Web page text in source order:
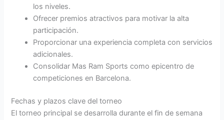
los niveles.
Ofrecer premios atractivos para motivar la alta
participación.
Proporcionar una experiencia completa con servicios
adicionales.
Consolidar Mas Ram Sports como epicentro de
competiciones en Barcelona.
Fechas y plazos clave del torneo
El torneo principal se desarrolla durante el fin de semana